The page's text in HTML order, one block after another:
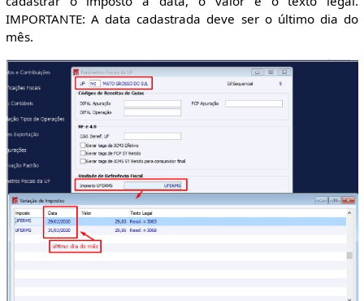
IMPORTANTE: A data cadastrada deve ser o último dia do
mês.